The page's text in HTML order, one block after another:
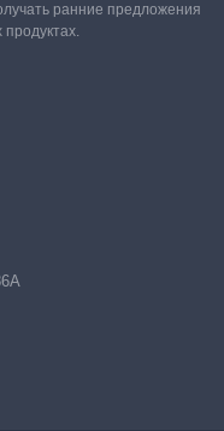
ранние предложения